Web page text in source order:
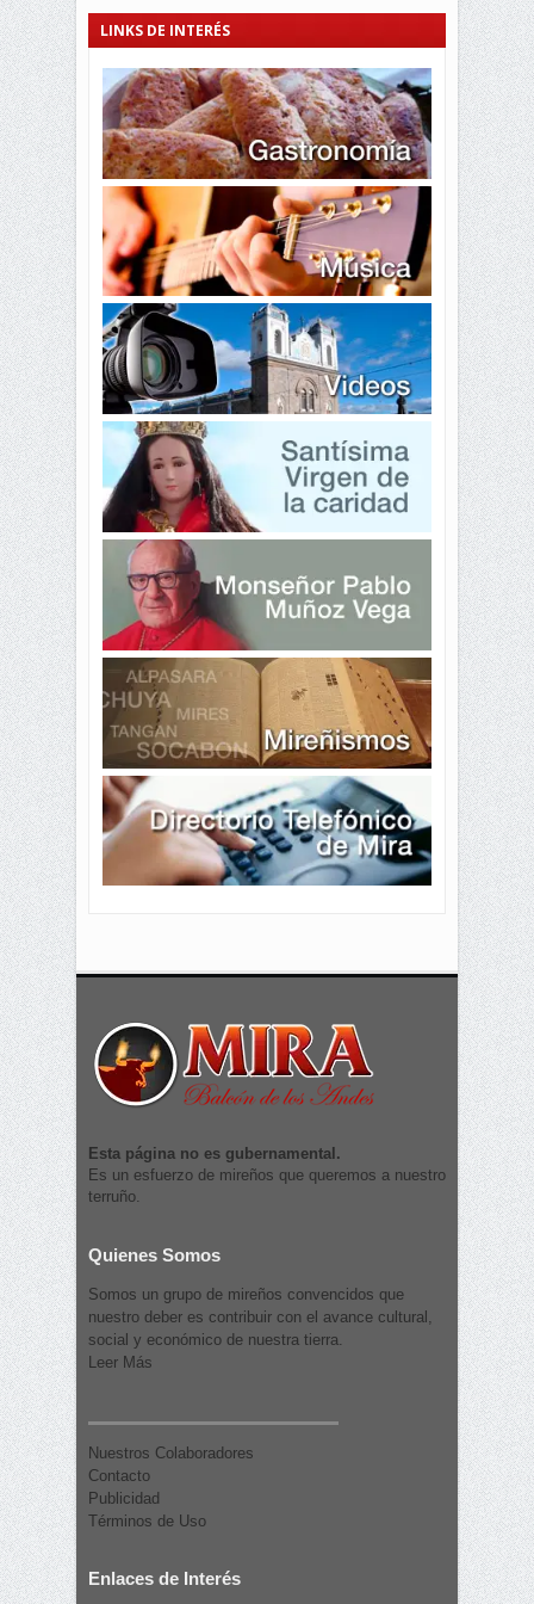
LINKS DE INTERÉS
Esta página no es gubernamental.
Es un esfuerzo de mireños que queremos a nuestro
terruño.
Quienes Somos
Somos un grupo de mireños convencidos que
nuestro deber es contribuir con el avance cultural,
social y económico de nuestra tierra.
Leer Más
Nuestros Colaboradores
Contacto
Publicidad
Términos de Uso
Enlaces de Interés